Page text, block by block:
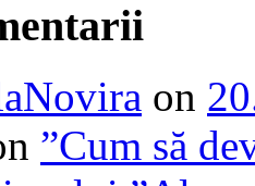
on
”Cum să